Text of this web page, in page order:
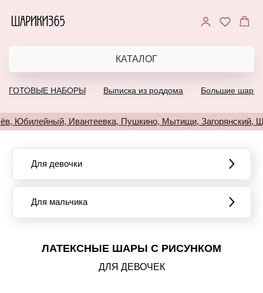
КАТАЛОГ
ГОТОВЫЕ НАБОРЫ Выписка из роддома Большие шары
Ивантеевка, Пушкино, Мытищи, Загорянский,
Для девочки
Для мальчика
ЛАТЕКСНЫЕ ШАРЫ С РИСУНКОМ
ДЛЯ ДЕВОЧЕК